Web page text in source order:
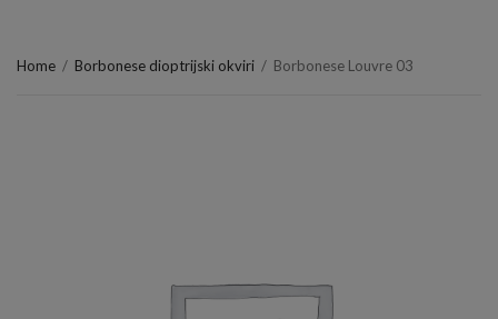
Home / Borbonese dioptrijski okviri / Borbonese Louvre 03